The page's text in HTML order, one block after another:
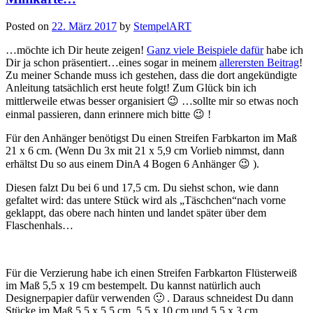
Posted on 22. März 2017 by StempelART
…möchte ich Dir heute zeigen! Ganz viele Beispiele dafürhabe ich
Dir ja schon präsentiert…eines sogar in meinem allerersten Beitrag!
Zu meiner Schande muss ich gestehen, dass die dort angekündigte
Anleitung tatsächlich erst heute folgt! Zum Glück bin ich
mittlerweile etwas besser organisiert 😉 …sollte mir so etwas noch
einmal passieren, dann erinnere mich bitte 😉 !
Für den Anhänger benötigst Du einen Streifen Farbkarton im Maß
21 x 6 cm. (Wenn Du 3x mit 21 x 5,9 cm Vorlieb nimmst, dann
erhältst Du so aus einem DinA 4 Bogen 6 Anhänger 😉 ).
Diesen falzt Du bei 6 und 17,5 cm. Du siehst schon, wie dann
gefaltet wird: das untere Stück wird als „Täschchen“nach vorne
geklappt, das obere nach hinten und landet später über dem
Flaschenhals…
Für die Verzierung habe ich einen Streifen Farbkarton Flüsterweiß
im Maß 5,5 x 19 cm bestempelt. Du kannst natürlich auch
Designerpapier dafür verwenden 🙂 . Daraus schneidest Du dann